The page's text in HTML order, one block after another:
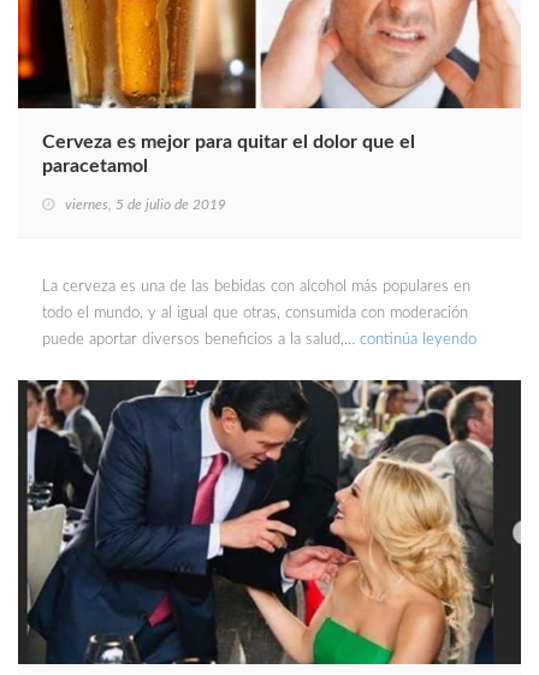
Cerveza es mejor para quitar el dolor que el
paracetamol
viernes, 5 de julio de 2019
La cerveza es una de las bebidas con alcohol más populares en
todo el mundo, y al igual que otras, consumida con moderación
puede aportar diversos beneficios a la salud,… continúa leyendo